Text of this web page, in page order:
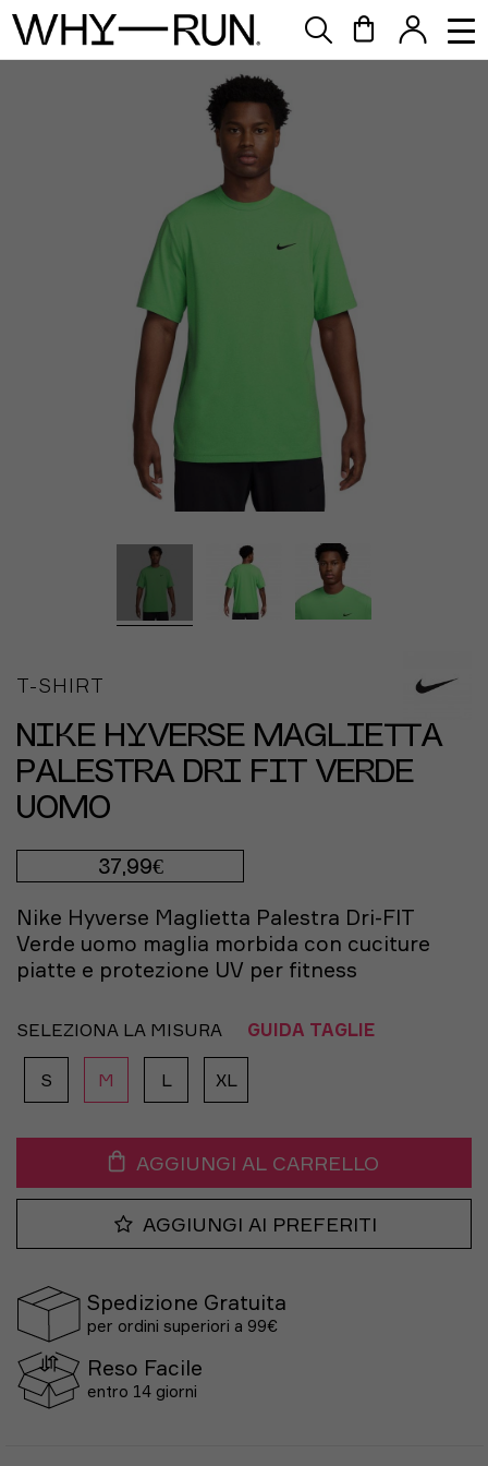
T-SHIRT
NIKE HYVERSE MAGLIETTA
PALESTRA DRI FIT VERDE
UOMO
37,99€
Nike Hyverse Maglietta Palestra Dri-FIT
Verde uomo maglia morbida con cuciture
piatte e protezione UV per fitness
SELEZIONA LA MISURA GUIDA TAGLIE
S M L XL
AGGIUNGI AL CARRELLO
AGGIUNGI AI PREFERITI
Spedizione Gratuita
per ordini superiori a 99€
Reso Facile
entro 14 giorni